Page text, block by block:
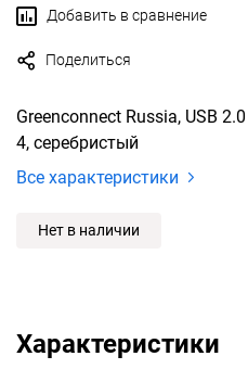
Добавить в сравнение
Поделиться
Greenconnect Russia, USB
4, серебристый
Все характеристики
Нет в наличии
Характеристики